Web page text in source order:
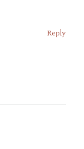
Reply